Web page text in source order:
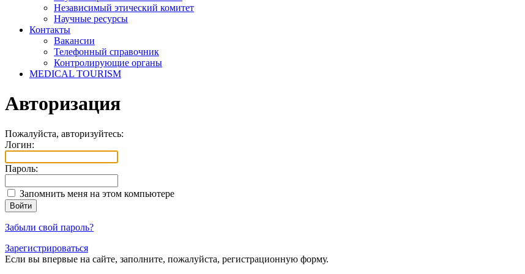
Независимый этический комитет
Научные ресурсы
Контакты
Вакансии
Телефонный справочник
Контролирующие органы
MEDICAL TOURISM
Авторизация
Пожалуйста, авторизуйтесь:
Логин:
Пароль:
Запомнить меня на этом компьютере
Забыли свой пароль?
Зарегистрироваться
Если вы впервые на сайте, заполните, пожалуйста, регистрационную форму.